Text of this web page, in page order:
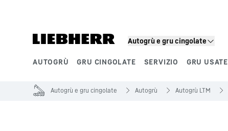
Autogrù e gru cingolate
AUTOGRÙ GRU CINGOLATE SERVIZIO GRU USATE
Autogrù e gru cingolate Autogrù Autogrù LTM